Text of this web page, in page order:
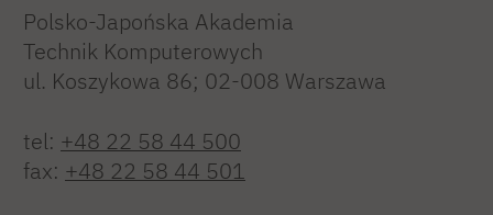
Polsko-Japońska Akademia
Technik Komputerowych
ul. Koszykowa 86; 02-008 Warszawa
tel: +48 22 58 44 500
fax: +48 22 58 44 501